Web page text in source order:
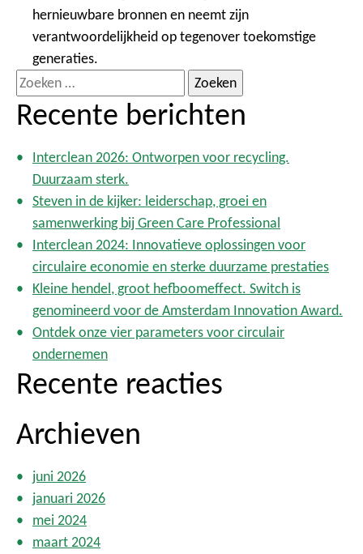
hernieuwbare bronnen en neemt zijn
verantwoordelijkheid op tegenover toekomstige
generaties.
Z
o
e
Recente berichten
Interclean 2026: Ontworpen voor recycling.
Duurzaam sterk.
Steven in de kijker: leiderschap, groei en
samenwerking bij Green Care Professional
Interclean 2024: Innovatieve oplossingen voor
circulaire economie en sterke duurzame prestaties
Kleine hendel, groot hefboomeffect. Switch is
genomineerd voor de Amsterdam Innovation Award.
Ontdek onze vier parameters voor circulair
ondernemen
Recente reacties
Archieven
juni 2026
januari 2026
mei 2024
maart 2024